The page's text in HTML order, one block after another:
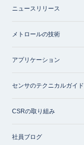
ニュースリリース
メトロールの技術
アプリケーション
センサのテクニカルガイド
CSRの取り組み
社員ブログ